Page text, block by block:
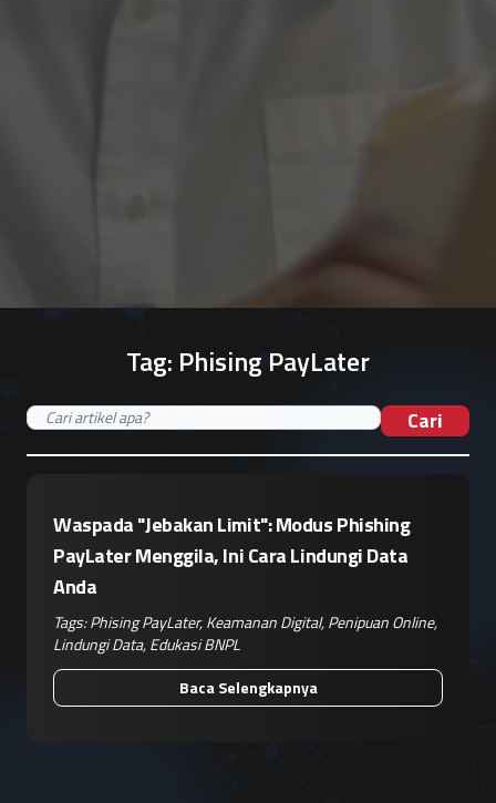
Tag: Phising PayLater
Cari
Waspada "Jebakan Limit": Modus Phishing
PayLater Menggila, Ini Cara Lindungi Data
Anda
Tags:Phising PayLater,Keamanan Digital,Penipuan Online,
Lindungi Data,Edukasi BNPL
Baca Selengkapnya